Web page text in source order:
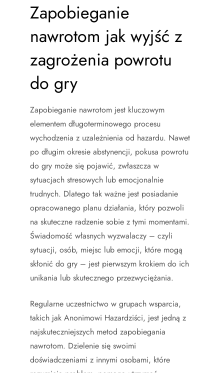
Zapobieganie
nawrotom jak wyjść z
zagrożenia powrotu
do gry
Zapobieganie nawrotom jest kluczowym
elementem długoterminowego procesu
wychodzenia z uzależnienia od hazardu. Nawet
po długim okresie abstynencji, pokusa powrotu
do gry może się pojawić, zwłaszcza w
sytuacjach stresowych lub emocjonalnie
trudnych. Dlatego tak ważne jest posiadanie
opracowanego planu działania, który pozwoli
na skuteczne radzenie sobie z tymi momentami.
Świadomość własnych wyzwalaczy – czyli
sytuacji, osób, miejsc lub emocji, które mogą
skłonić do gry – jest pierwszym krokiem do ich
unikania lub skutecznego przezwyciężania.
Regularne uczestnictwo w grupach wsparcia,
takich jak Anonimowi Hazardziści, jest jedną z
najskuteczniejszych metod zapobiegania
nawrotom. Dzielenie się swoimi
doświadczeniami z innymi osobami, które